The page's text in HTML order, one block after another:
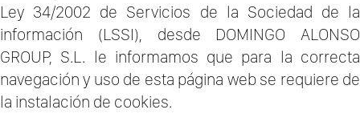
Ley 34/2002 de Servicios de la Sociedad de la
información (LSSI), desde DOMINGO ALONSO
GROUP, S.L. le informamos que para la correcta
navegación y uso de esta página web se requiere de
la instalación de cookies.